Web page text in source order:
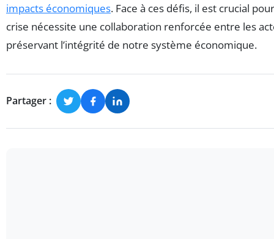
impacts économiques. Face à ces défis, il est crucial
crise nécessite une collaboration renforcée entre les
préservant l’intégrité de notre système économique.
Partager :